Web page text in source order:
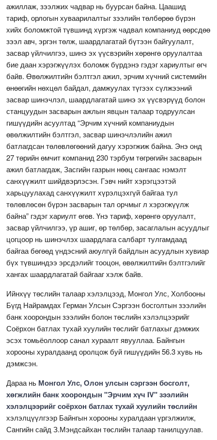
ажиллаж, зээлжих чадвар нь буурсан байна. Цаашид
тариф, орлогын хуваарилалтыг зээлийн төлбөрөө бүрэн
хийх боломжтой түвшинд хүргэж чадвал компаниуд өөрсдөө
зээл авч, эргэн төлж, шаардлагатай бүтээн байгуулалт,
засвар үйлчилгээ, шинэ эх үүсвэрийн хөрөнгө оруулалтаа
бие даан хэрэгжүүлэх боломж бүрдэнэ гэдэг хариултыг өгч
байв. Өвөлжилтийн бэлтгэл ажил, эрчим хүчний системийн
өнөөгийн нөхцөл байдал, дамжуулах түгээх сүлжээний
засвар шинэчлэл, шаардлагатай шинэ эх үүсвэрүүд болон
станцуудын засварын ажлын явцын талаар тодруулсан
гишүүдийн асуултад “Эрчим хүчний компаниудын
өвөлжилтийн бэлтгэл, засвар шинэчлэлийн ажил
батлагдсан төлөвлөгөөний дагуу хэрэгжиж байна. Энэ онд
27 төрийн өмчит компанид 230 тэрбум төгрөгийн засварын
ажил батлагдаж, Засгийн газрын нөөц сангаас нэмэлт
санхүүжилт шийдвэрлэсэн. Гэвч нийт хэрэгцээтэй
харьцуулахад санхүүжилт хүрэлцэхгүй байгаа тул
төлөвлөсөн бүрэн засварын тал орчмыг л хэрэгжүүлж
байна” гэдэг хариулт өгөв. Үнэ тариф, хөрөнгө оруулалт,
засвар үйлчилгээ, үр ашиг, өр төлбөр, засаглалын асуудлыг
цогцоор нь шинэчлэх шаардлага салбарт тулгамдаад
байгаа бөгөөд үндэсний аюулгүй байдлын асуудлын хувиар
бүх түвшиндээ эрсдэлийг тооцон, өвөлжилтийн бэлтгэлийг
хангах шаардлагатай байгааг хэлж байв.
Ийнхүү төслийн талаар хэлэлцээд, Монгол Улс, Холбооны
Бүгд Найрамдах Герман Улсын Сэргээн босголтын зээлийн
банк хоорондын зээлийн болон төслийн хэлэлцээрийг
Соёрхон батлах тухай хуулийн төслийг батлахыг дэмжих
эсэх томьёоллоор санал хураалт явууллаа. Байнгын
хорооны хуралдаанд оролцож буй гишүүдийн 56.3 хувь нь
дэмжсэн.
Дараа нь Монгол Улс, Олон улсын сэргээн босголт,
хөгжлийн банк хоорондын "Эрчим хүч IV" зээлийн
хэлэлцээрийг соёрхон батлах тухай хуулийн төслийн
хэлэлцүүлгээр Байнгын хорооны хуралдаан үргэлжилж,
Сангийн сайд З.Мэндсайхан төслийн талаар танилцуулав.